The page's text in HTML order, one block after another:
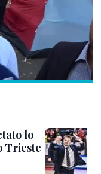
lo
Trieste